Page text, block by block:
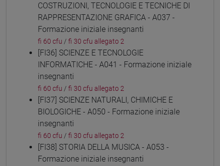
COSTRUZIONI, TECNOLOGIE E TECNICHE DI
RAPPRESENTAZIONE GRAFICA - A037 -
Formazione iniziale insegnanti
fi 60 cfu / fi 30 cfu allegato 2
[FI36] SCIENZE E TECNOLOGIE
INFORMATICHE - A041 - Formazione iniziale
insegnanti
fi 60 cfu / fi 30 cfu allegato 2
[FI37] SCIENZE NATURALI, CHIMICHE E
BIOLOGICHE - A050 - Formazione iniziale
insegnanti
fi 60 cfu / fi 30 cfu allegato 2
[FI38] STORIA DELLA MUSICA - A053 -
Formazione iniziale insegnanti